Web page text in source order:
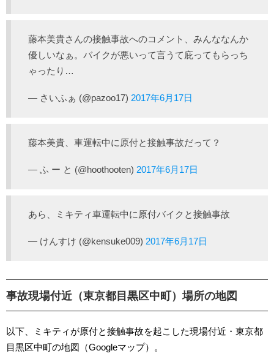
藤本美貴さんの接触事故へのコメント、みんななんか
優しいなぁ。バイクが悪いって言うて庇ってもらっち
ゃったり…
— さいふぁ (@pazoo17) 2017年6月17日
藤本美貴、車運転中に原付と接触事故だって？
— ふ ー と (@hoothooten) 2017年6月17日
あら、ミキティ車運転中に原付バイクと接触事故
— けんすけ (@kensuke009) 2017年6月17日
事故現場付近（東京都目黒区中町）場所の地図
以下、ミキティが原付と接触事故を起こした現場付近・東京都
目黒区中町の地図（Googleマップ）。